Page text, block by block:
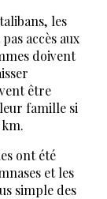
les
accès aux
doivent
être
famille si
ont été
et les
simple des